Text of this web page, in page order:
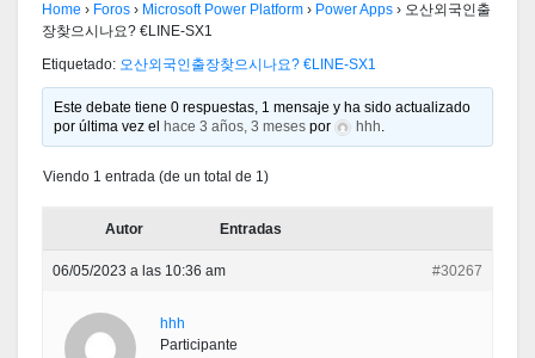
Home › Foros › Microsoft Power Platform › Power Apps › 오산외국인출
장찾으시나요? €LINE-SX1
Etiquetado: 오산외국인출장찾으시나요? €LINE-SX1
Este debate tiene 0 respuestas, 1 mensaje y ha sido actualizado
por última vez el
hace 3 años, 3 meses por hhh.
Viendo 1 entrada (de un total de 1)
Autor Entradas
06/05/2023 a las 10:36 am #30267
hhh
Participante